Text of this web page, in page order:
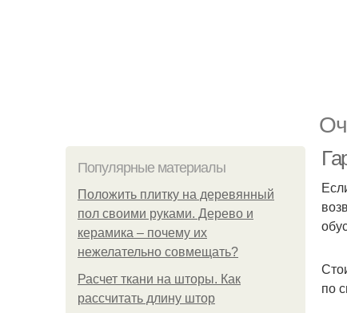
Популярные материалы
Положить плитку на деревянный
пол своими руками. Дерево и
керамика – почему их
нежелательно совмещать?
Расчет ткани на шторы. Как
рассчитать длину штор
по